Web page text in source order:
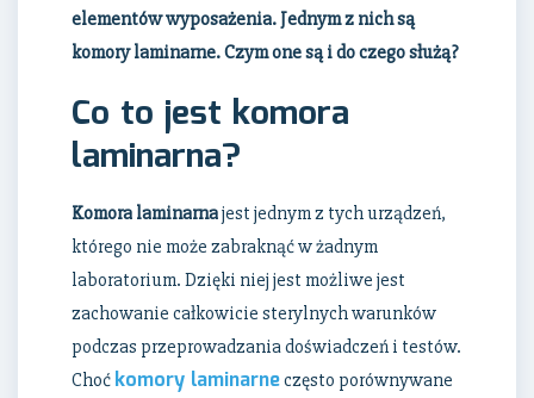
elementów wyposażenia. Jednym z nich są
komory laminarne. Czym one są i do czego służą?
Co to jest komora
laminarna?
Komora laminarnajest jednym z tych urządzeń,
którego nie może zabraknąć w żadnym
laboratorium. Dzięki niej jest możliwe jest
zachowanie całkowicie sterylnych warunków
podczas przeprowadzania doświadczeń i testów.
Choć komory laminarneczęsto porównywane